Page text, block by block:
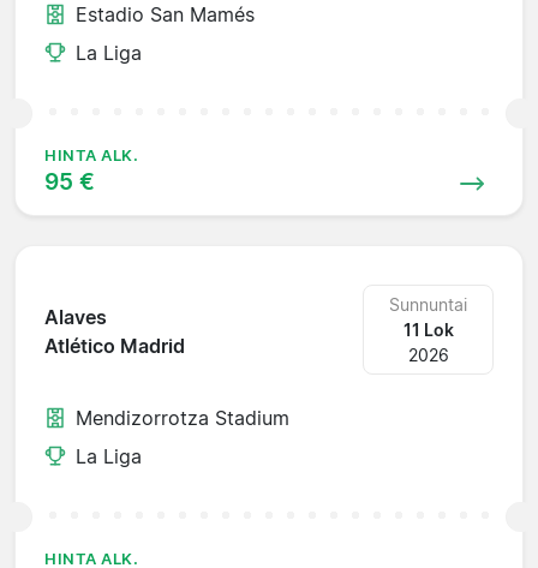
Estadio San Mamés
La Liga
HINTA ALK.
95 €
Alaves
Atlético Madrid
Sunnuntai
11 Lok
2026
Mendizorrotza Stadium
La Liga
HINTA ALK.